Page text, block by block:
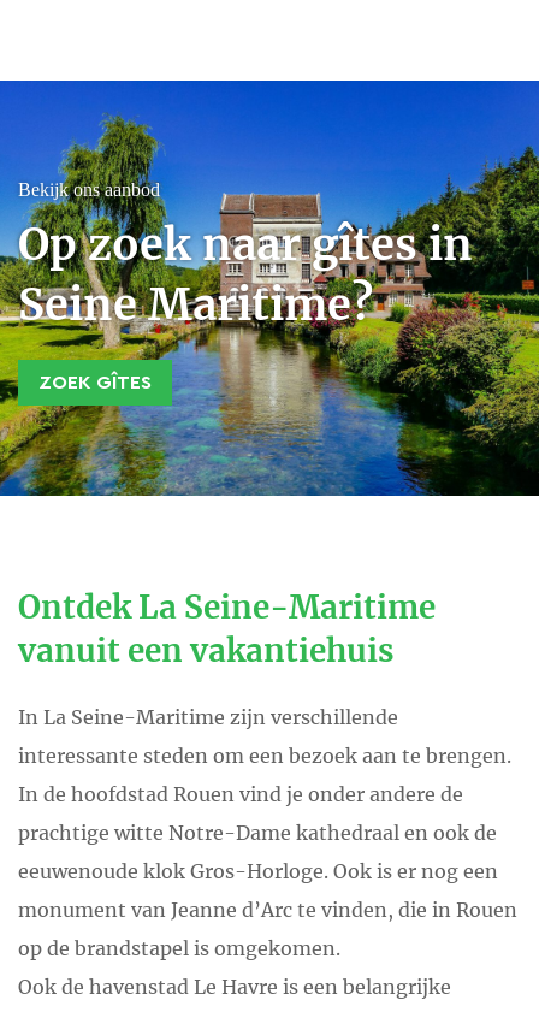
Bekijk ons aanbod
Op zoek naar gîtes in
Seine Maritime?
ZOEK GÎTES
Ontdek La Seine-Maritime
vanuit een vakantiehuis
In La Seine-Maritime zijn verschillende
interessante steden om een bezoek aan te brengen.
In de hoofdstad Rouen vind je onder andere de
prachtige witte Notre-Dame kathedraal en ook de
eeuwenoude klok Gros-Horloge. Ook is er nog een
monument van Jeanne d’Arc te vinden, die in Rouen
op de brandstapel is omgekomen.
Ook de havenstad Le Havre is een belangrijke